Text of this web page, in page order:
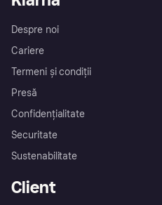
Despre noi
Cariere
Termeni și condiții
Presă
Confidențialitate
Securitate
Sustenabilitate
Client